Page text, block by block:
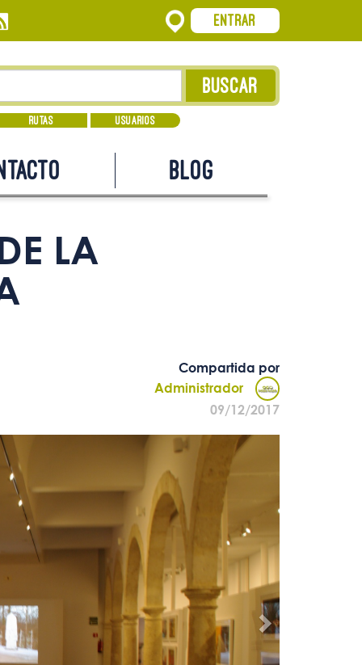
Entrar
Rutas Usuarios
Blog
LA
Compartida por
Administrador
09/12/2017